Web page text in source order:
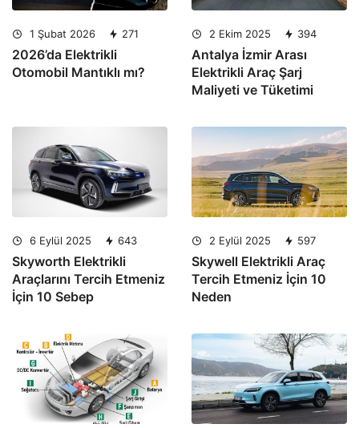
1 Şubat 2026 271
2026’da Elektrikli
Otomobil Mantıklı mı?
2 Ekim 2025 394
Antalya İzmir Arası
Elektrikli Araç Şarj
Maliyeti ve Tüketimi
6 Eylül 2025 643
Skyworth Elektrikli
Araçlarını Tercih Etmeniz
İçin 10 Sebep
2 Eylül 2025 597
Skywell Elektrikli Araç
Tercih Etmeniz İçin 10
Neden